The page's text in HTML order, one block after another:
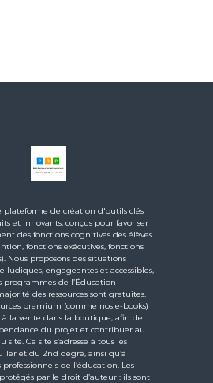
plateforme de création d'outils clés
et innovants, conçus pour favoriser
des fonctions cognitives des élèves
fonctions exécutives, fonctions
Nous proposons des situations
ludiques, engageantes et accessibles,
programmes de l’Éducation
des ressources sont gratuites.
premium (comme nos e-books)
à la vente dans la boutique, afin de
du projet et contribuer au
Ce site s’adresse à tous les
1er et du 2nd degré, ainsi qu’à
professionnels de l’éducation. Les
par le droit d’auteur : ils sont